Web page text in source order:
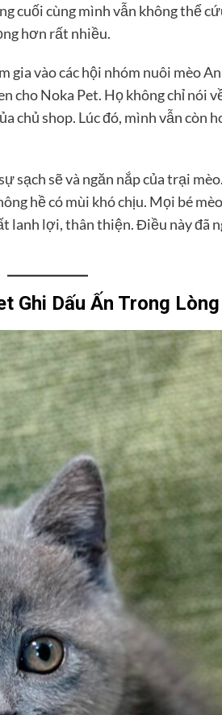
cuối cùng mình vẫn không thể
hơn rất nhiều.
vào các hội nhóm nuôi mèo
cho Noka Pet. Họ không chỉ nói
chủ shop. Lúc đó, mình vẫn còn
sạch sẽ và ngăn nắp của trại
hề có mùi khó chịu. Mọi bé
lanh lợi, thân thiện. Điều này đã
Ghi Dấu Ấn Trong